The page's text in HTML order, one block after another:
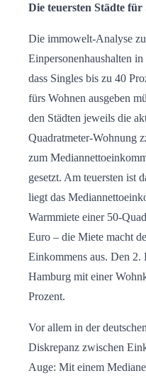
Die teuersten Städte für
Die immowelt-Analyse
Einpersonenhaushalten
dass Singles bis zu 40
fürs Wohnen ausgeben
den Städten jeweils die
Quadratmeter-Wohnung
zum
gesetzt. Am teuersten ist
liegt das
Warmmiete einer 50-
Euro – die Miete macht
Einkommens aus. Den 2.
Hamburg mit einer
Prozent.
Vor allem in der
Diskrepanz zwischen
Auge: Mit einem